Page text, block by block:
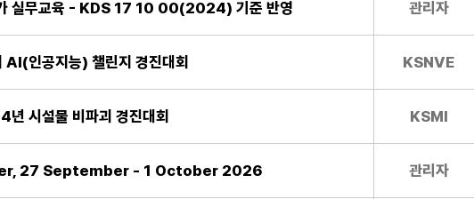
실무교육 - KDS 17 10 00(2024) 기준 반영 관리자
인공지능) 챌린지 경진대회 KSNVE
시설물 비파괴 경진대회 KSMI
27 September - 1 October 2026 관리자